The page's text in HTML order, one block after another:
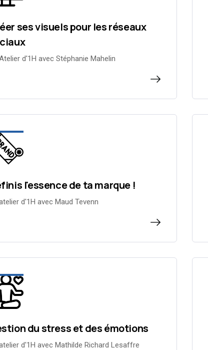
ses visuels pour les réseaux
d'1H avec Stéphanie Mahelin
l'essence de ta marque !
d'1H avec Maud Tevenn
du stress et des émotions
d'1H avec Mathilde Richard Lesaffre